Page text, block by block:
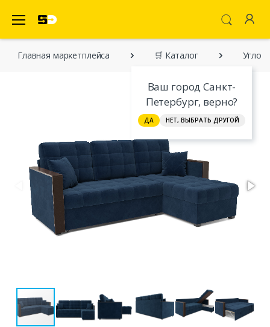
Ваш город Санкт-
Петербург, верно?
ДА НЕТ, ВЫБРАТЬ ДРУГОЙ
Главная марĸетплейса 🛒 Каталог